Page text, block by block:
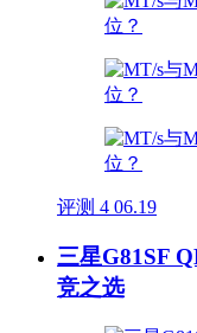
评测 4 06.19
三星G81SF
竞之选